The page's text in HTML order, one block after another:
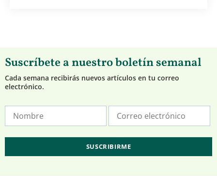
Suscríbete a nuestro boletín semanal
Cada semana recibirás nuevos artículos en tu correo
electrónico.